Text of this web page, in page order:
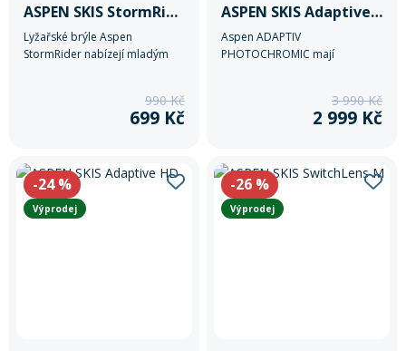
ASPEN SKIS StormRider
Lyžařské brýle Aspen
StormRider nabízejí mladým
DURAMAX a skvělé přilnutí k
obličeji. Zrcadlový efekt
a bezpečná volba pro
juniorské lyžaře.
990 Kč
699 Kč
ASPEN SKIS Adaptive Photochromatic
Aspen ADAPTIV
PHOTOCHROMIC mají
světelným podmínkám. Brýle
jsou kompatibilní s
chtějí jasný výhled za každého
počasí.
3 990 Kč
2 999 Kč
-24%
Výprodej
-26 %
Výprodej